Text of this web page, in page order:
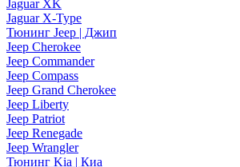
Jaguar XK
Jaguar X-Type
Тюнинг Jeep | Джип
Jeep Cherokee
Jeep Commander
Jeep Compass
Jeep Grand Cherokee
Jeep Liberty
Jeep Patriot
Jeep Renegade
Jeep Wrangler
Тюнинг Kia | Киа